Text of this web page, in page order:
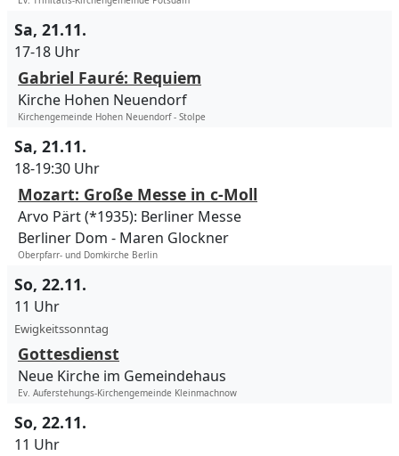
Sa, 21.11.
17-18 Uhr
Gabriel Fauré: Requiem
Kirche Hohen Neuendorf
Kirchengemeinde Hohen Neuendorf - Stolpe
Sa, 21.11.
18-19:30 Uhr
Mozart: Große Messe in c-Moll
Arvo Pärt (*1935): Berliner Messe
Berliner Dom
Maren Glockner
Oberpfarr- und Domkirche Berlin
So, 22.11.
11 Uhr
Ewigkeitssonntag
Gottesdienst
Neue Kirche im Gemeindehaus
Ev. Auferstehungs-Kirchengemeinde Kleinmachnow
So, 22.11.
11 Uhr